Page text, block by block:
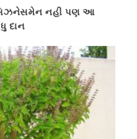
બિઝનેસમેન નહી પણ આ
દાન